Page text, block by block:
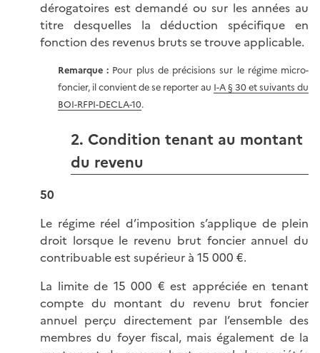
dérogatoires est demandé ou sur les années au
titre desquelles la déduction spécifique en
fonction des revenus bruts se trouve applicable.
Remarque : Pour plus de précisions sur le régime micro-
foncier, il convient de se reporter au I-A § 30 et suivants du
BOI-RFPI-DECLA-10.
2. Condition tenant au montant
du revenu
50
Le régime réel d’imposition s’applique de plein
droit lorsque le revenu brut foncier annuel du
contribuable est supérieur à 15 000 €.
La limite de 15 000 € est appréciée en tenant
compte du montant du revenu brut foncier
annuel perçu directement par l’ensemble des
membres du foyer fiscal, mais également de la